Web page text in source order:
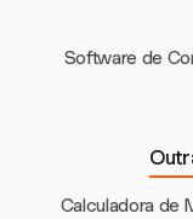
Software de
Calculadora de